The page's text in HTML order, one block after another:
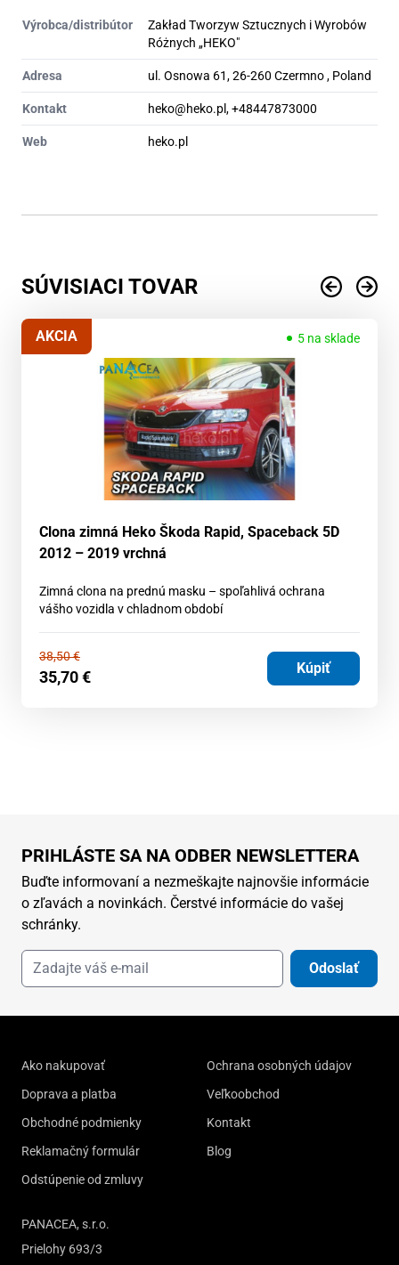
Výrobca/distribútor
Zakład Tworzyw Sztucznych i Wyrobów
Różnych „HEKO"
Adresa ul. Osnowa 61, 26-260 Czermno , Poland
Kontakt heko@heko.pl, +48447873000
Web heko.pl
SÚVISIACI TOVAR
5 na sklade
AKCIA
Clona zimná Heko Škoda Rapid, Spaceback 5D
2012 – 2019 vrchná
Zimná clona na prednú masku – spoľahlivá ochrana
vášho vozidla v chladnom období
38,50€
35,70€ Kúpiť
PRIHLÁSTE SA NA ODBER NEWSLETTERA
Buďte informovaní a nezmeškajte najnovšie informácie
o zľavách a novinkách. Čerstvé informácie do vašej
schránky.
Odoslať
Ako nakupovať
Doprava a platba
Obchodné podmienky
Reklamačný formulár
Odstúpenie od zmluvy
Ochrana osobných údajov
Veľkoobchod
Kontakt
Blog
PANACEA, s.r.o.
Prielohy 693/3